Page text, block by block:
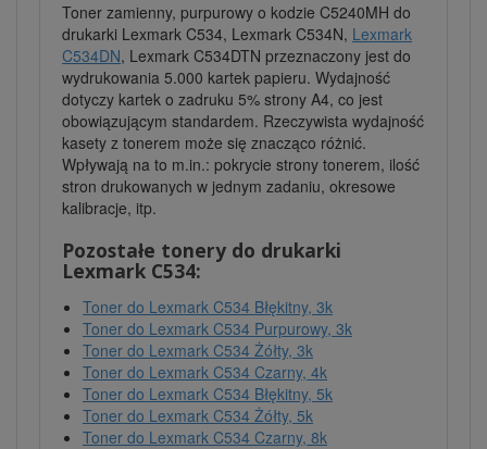
Toner zamienny, purpurowy o kodzie C5240MH do
drukarki Lexmark C534, Lexmark C534N, Lexmark
C534DN, Lexmark C534DTN przeznaczony jest do
wydrukowania 5.000 kartek papieru. Wydajność
dotyczy kartek o zadruku 5% strony A4, co jest
obowiązującym standardem. Rzeczywista wydajność
kasety z tonerem może się znacząco różnić.
Wpływają na to m.in.: pokrycie strony tonerem, ilość
stron drukowanych w jednym zadaniu, okresowe
kalibracje, itp.
Pozostałe tonery do drukarki
Lexmark C534:
Toner do Lexmark C534 Błękitny, 3k
Toner do Lexmark C534 Purpurowy, 3k
Toner do Lexmark C534 Żółty, 3k
Toner do Lexmark C534 Czarny, 4k
Toner do Lexmark C534 Błękitny, 5k
Toner do Lexmark C534 Żółty, 5k
Toner do Lexmark C534 Czarny, 8k